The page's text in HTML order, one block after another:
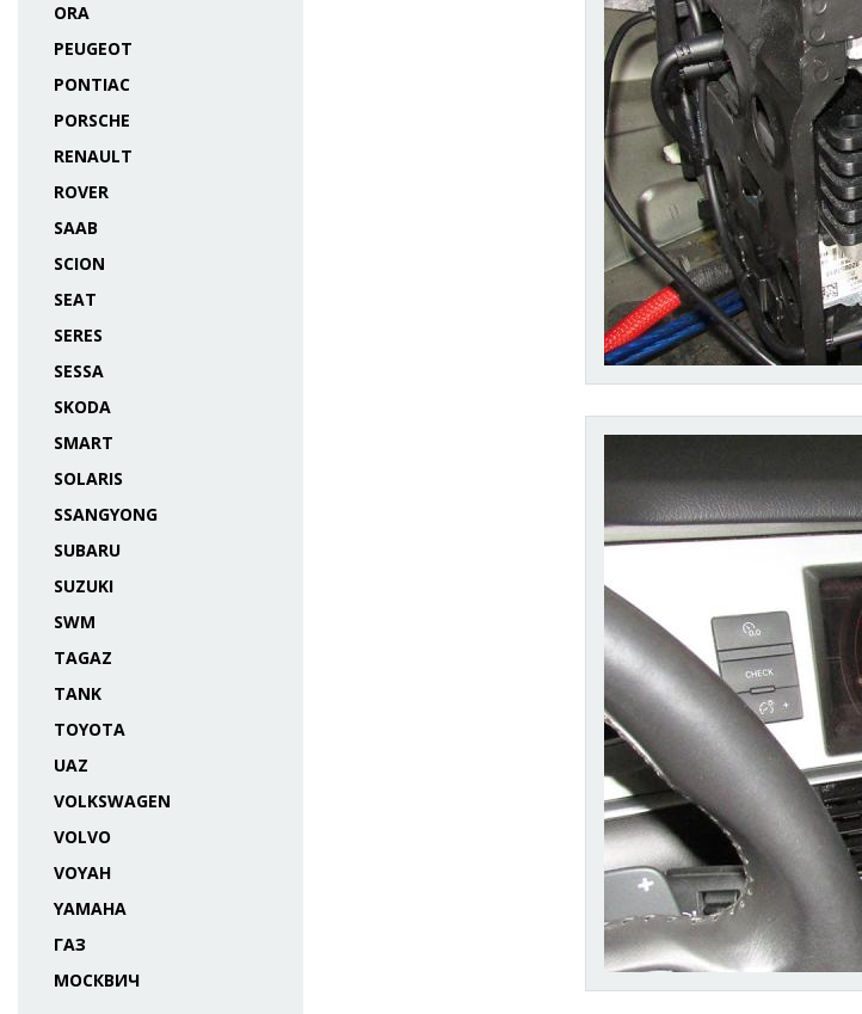
ORA
PEUGEOT
PONTIAC
PORSCHE
RENAULT
ROVER
SAAB
SCION
SEAT
SERES
SESSA
SKODA
SMART
SOLARIS
SSANGYONG
SUBARU
SUZUKI
SWM
TAGAZ
TANK
TOYOTA
UAZ
VOLKSWAGEN
VOLVO
VOYAH
YAMAHA
ГАЗ
МОСКВИЧ